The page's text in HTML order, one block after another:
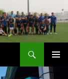
MENÚ